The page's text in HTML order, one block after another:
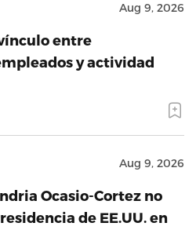
Aug 9, 2026
entre
y actividad
Aug 9, 2026
Ocasio-Cortez no
de EE.UU. en